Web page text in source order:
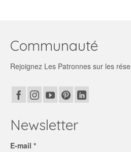
Communauté
Rejoignez Les Patronnes sur les
Newsletter
E-mail *